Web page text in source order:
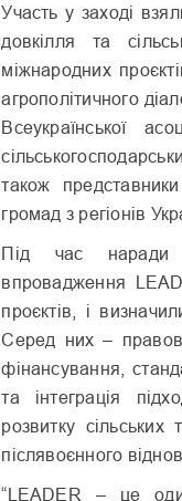
Участь у заході
довкілля та
міжнародних
агрополітичного
Всеукраїнської
також
громад з регіонів
Під час наради
впровадження
проєктів, і
Серед них –
фінансування,
та інтеграція
розвитку
післявоєнного
“LEADER – це